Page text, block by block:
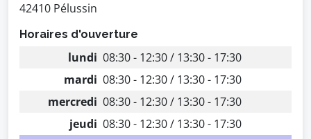
42410 Pélussin
Horaires d'ouverture
lundi 08:30 - 12:30 / 13:30 - 17:30
mardi 08:30 - 12:30 / 13:30 - 17:30
mercredi 08:30 - 12:30 / 13:30 - 17:30
jeudi 08:30 - 12:30 / 13:30 - 17:30